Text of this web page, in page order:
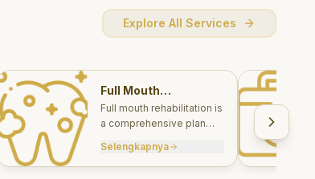
Explore All Services
Full Mouth
Rehabilitations
Full mouth rehabilitation is
a comprehensive plan
aesthetic treatments to
rebuild function, comfort,
Selengkapnya